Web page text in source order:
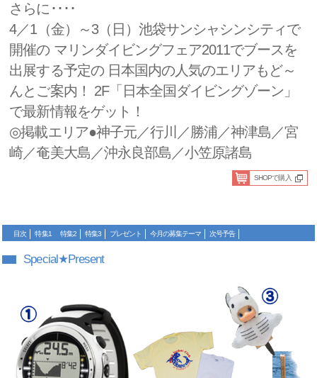
さらに････
4／1（金）～3（日）池袋サンシャシンシティで
開催の マリンダイビングフェア2011でブースを
出展する予定の 日本国内の人気のエリアもど～
んとご案内！ 2F「日本全国ダイビングゾーン」
で最新情報をゲット！
◎掲載エリア●神子元／行川／勝浦／神津島／宮
崎／奄美大島／沖永良部島／小笠原諸島
SHOPで購入
目次 特集1 特集2 特集3 プレゼント 今月の募集テーマ 次号予告
Special★Present